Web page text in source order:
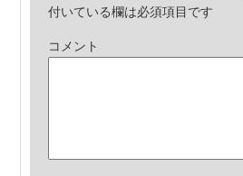
付いている欄は必須項目です
コメント